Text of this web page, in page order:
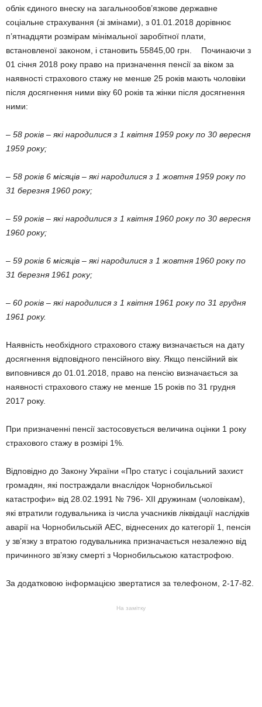
облік єдиного внеску на загальнообов’язкове державне
соціальне страхування (зі змінами), з 01.01.2018 дорівнює
п’ятнадцяти розмірам мінімальної заробітної плати,
встановленої законом, і становить 55845,00 грн. Починаючи з
01 січня 2018 року право на призначення пенсії за віком за
наявності страхового стажу не менше 25 років мають чоловіки
після досягнення ними віку 60 років та жінки після досягнення
ними:
– 58 років – які народилися з 1 квітня 1959 року по 30 вересня
1959 року;
– 58 років 6 місяців – які народилися з 1 жовтня 1959 року по
31 березня 1960 року;
– 59 років – які народилися з 1 квітня 1960 року по 30 вересня
1960 року;
– 59 років 6 місяців – які народилися з 1 жовтня 1960 року по
31 березня 1961 року;
– 60 років – які народилися з 1 квітня 1961 року по 31 грудня
1961 року.
Наявність необхідного страхового стажу визначається на дату
досягнення відповідного пенсійного віку. Якщо пенсійний вік
виповнився до 01.01.2018, право на пенсію визначається за
наявності страхового стажу не менше 15 років по 31 грудня
2017 року.
При призначенні пенсії застосовується величина оцінки 1 року
страхового стажу в розмірі 1%.
Відповідно до Закону України «Про статус і соціальний захист
громадян, які постраждали внаслідок Чорнобильської
катастрофи» від 28.02.1991 № 796- ХII дружинам (чоловікам),
які втратили годувальника із числа учасників ліквідації наслідків
аварії на Чорнобильській АЕС, віднесених до категорії 1, пенсія
у зв’язку з втратою годувальника призначається незалежно від
причинного зв’язку смерті з Чорнобильською катастрофою.
За додатковою інформацією звертатися за телефоном, 2-17-82.
На замітку